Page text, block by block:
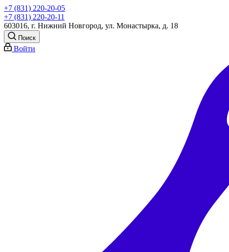
+7 (831) 220-20-05
+7 (831) 220-20-11
603016, г. Нижний Новгород, ул. Монастырка, д. 18
Поиск
Войти